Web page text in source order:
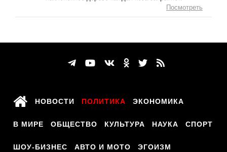
Посмотреть
НОВОСТИ ПОЛИТИКА ЭКОНОМИКА
В МИРЕ ОБЩЕСТВО КУЛЬТУРА НАУКА СПОРТ
ШОУ-БИЗНЕС АВТО И МОТО ЭГОИЗМ